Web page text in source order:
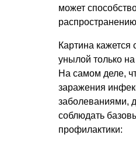
может
Картина кажется
унылой только
На самом деле,
заражения
заболеваниями,
соблюдать
профилактики: